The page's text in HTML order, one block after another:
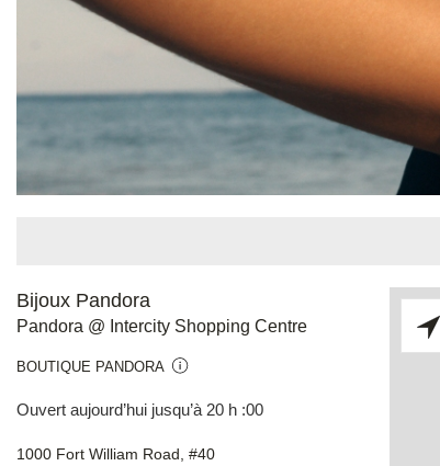
Bijoux Pandora
Pandora @ Intercity Shopping Centre
BOUTIQUE PANDORA
Ouvert aujourd’hui jusqu’à 20 h :00
1000 Fort William Road, #40